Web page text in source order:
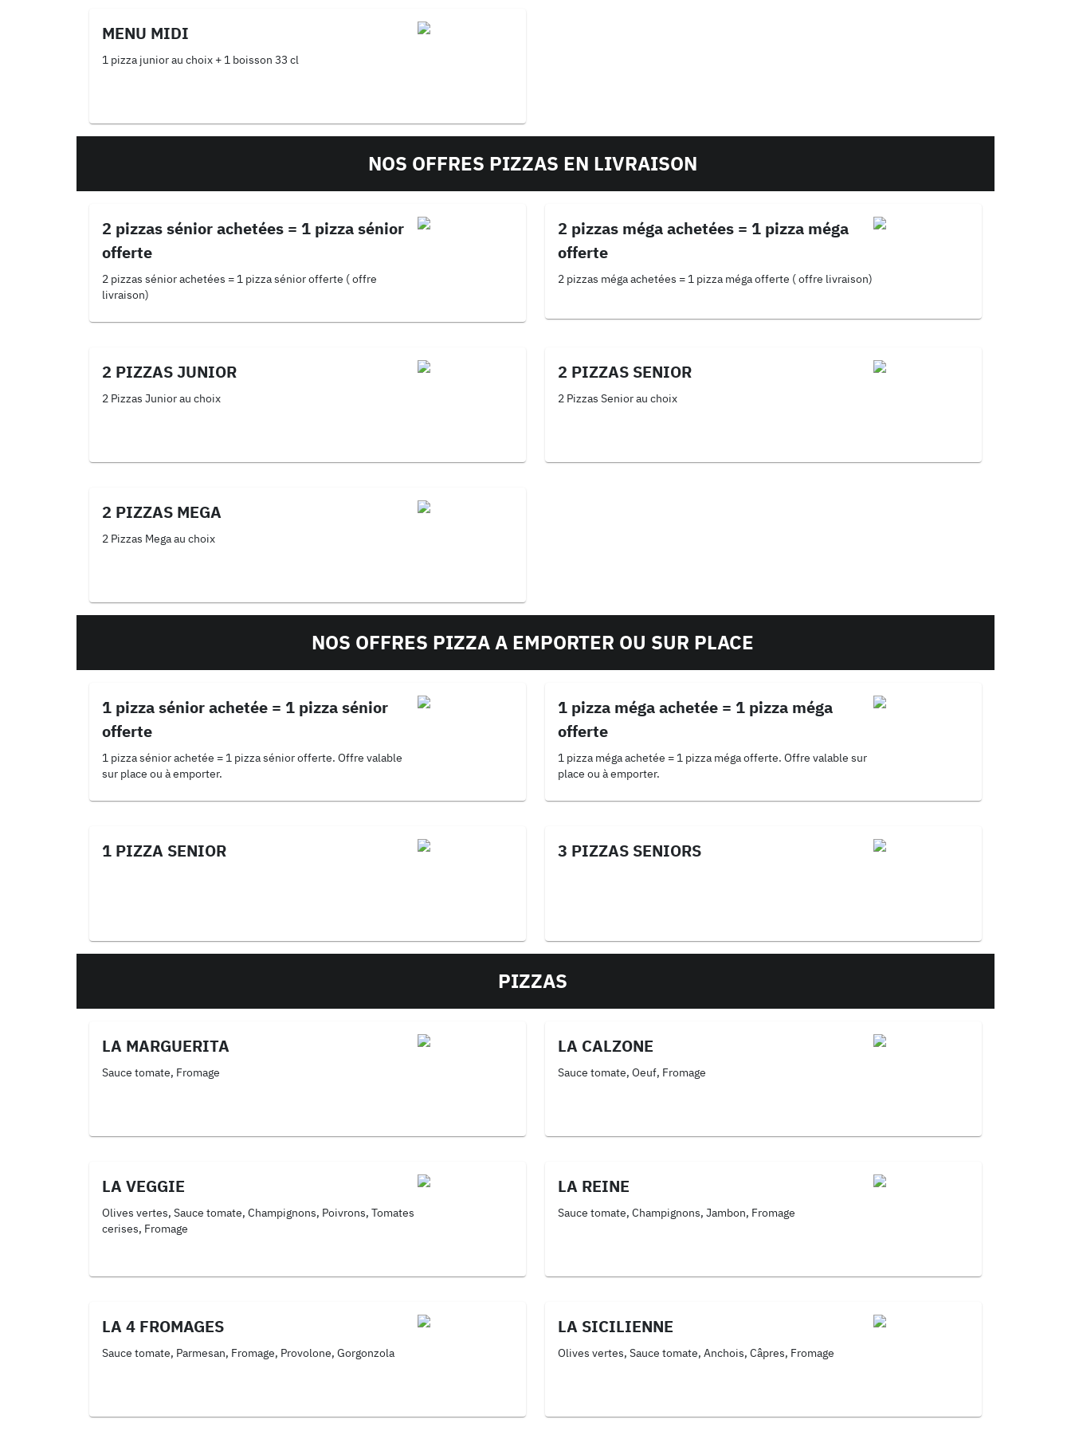
MENU MIDI
1 pizza junior au choix + 1 boisson 33 cl
NOS OFFRES PIZZAS EN LIVRAISON
2 pizzas sénior achetées = 1 pizza sénior
offerte
2 pizzas sénior achetées = 1 pizza sénior offerte ( offre
livraison)
2 pizzas méga achetées = 1 pizza méga
offerte
2 pizzas méga achetées = 1 pizza méga offerte ( offre livraison)
2 PIZZAS JUNIOR
2 Pizzas Junior au choix
2 PIZZAS SENIOR
2 Pizzas Senior au choix
2 PIZZAS MEGA
2 Pizzas Mega au choix
NOS OFFRES PIZZA A EMPORTER OU SUR PLACE
1 pizza sénior achetée = 1 pizza sénior
offerte
1 pizza sénior achetée = 1 pizza sénior offerte. Offre valable
sur place ou à emporter.
1 pizza méga achetée = 1 pizza méga
offerte
1 pizza méga achetée = 1 pizza méga offerte. Offre valable sur
place ou à emporter.
1 PIZZA SENIOR 3 PIZZAS SENIORS
PIZZAS
LA MARGUERITA
Sauce tomate, Fromage
LA CALZONE
Sauce tomate, Oeuf, Fromage
LA VEGGIE
Olives vertes, Sauce tomate, Champignons, Poivrons, Tomates
cerises, Fromage
LA REINE
Sauce tomate, Champignons, Jambon, Fromage
LA 4 FROMAGES
Sauce tomate, Parmesan, Fromage, Provolone, Gorgonzola
LA SICILIENNE
Olives vertes, Sauce tomate, Anchois, Câpres, Fromage